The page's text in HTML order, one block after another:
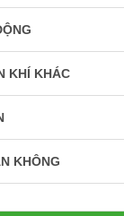
KHÍ KHÁC
KHÔNG